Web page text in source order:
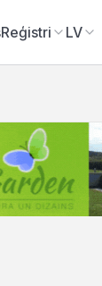
Reģistri LV